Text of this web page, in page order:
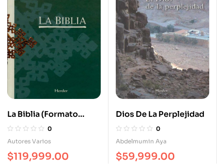
La Biblia (Formato
Mediano) 0
Autores Varios
$119,999.00
Dios De La Perplejidad
0
Abdelmumin Aya
$59,999.00